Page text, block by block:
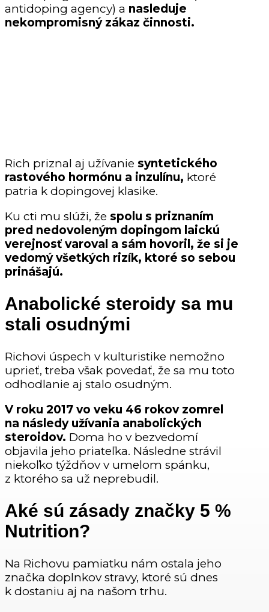
antidoping agency) a nasleduje
nekompromisný zákaz činnosti.
Rich priznal aj užívanie syntetického
rastového hormónu a inzulínu, ktoré
patria k dopingovej klasike.
Ku cti mu slúži, že spolu s priznaním
pred nedovoleným dopingom laickú
verejnosť varoval a sám hovoril, že si je
vedomý všetkých rizík, ktoré so sebou
prinášajú.
Anabolické steroidy sa mu
stali osudnými
Richovi úspech v kulturistike nemožno
uprieť, treba však povedať, že sa mu toto
odhodlanie aj stalo osudným.
V roku 2017 vo veku 46 rokov zomrel
na následy užívania anabolických
steroidov. Doma ho v bezvedomí
objavila jeho priateľka. Následne strávil
niekoľko týždňov v umelom spánku,
z ktorého sa už neprebudil.
Aké sú zásady značky 5 %
Nutrition?
Na Richovu pamiatku nám ostala jeho
značka doplnkov stravy, ktoré sú dnes
k dostaniu aj na našom trhu.